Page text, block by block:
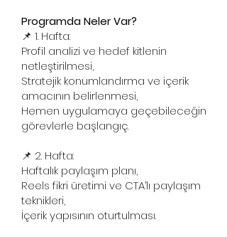
Programda Neler Var?
📌 1. Hafta:
Profil analizi ve hedef kitlenin
netleştirilmesi,
Stratejik konumlandırma ve içerik
amacının belirlenmesi,
Hemen uygulamaya geçebileceğin
görevlerle başlangıç.
📌 2. Hafta:
Haftalık paylaşım planı,
Reels fikri üretimi ve CTA’lı paylaşım
teknikleri,
İçerik yapısının oturtulması.